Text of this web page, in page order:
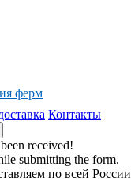
ферм
Контакты
received!
submitting the form.
по всей России